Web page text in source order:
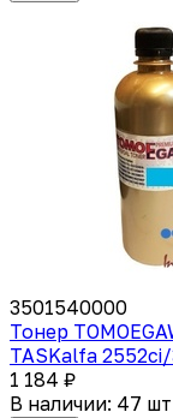
3501540000
Тонер
TASKalfa
1 184 ₽
В наличии: 47 шт